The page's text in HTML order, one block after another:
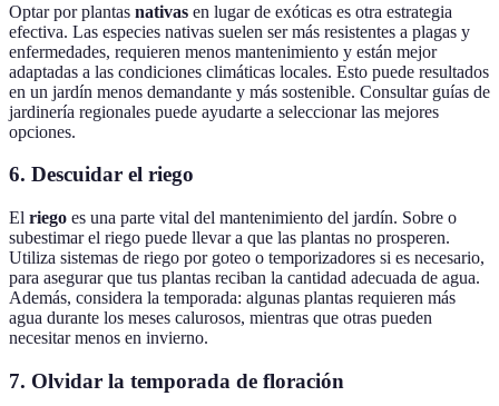
Optar por plantas nativas en lugar de exóticas es otra estrategia
efectiva. Las especies nativas suelen ser más resistentes a plagas y
enfermedades, requieren menos mantenimiento y están mejor
adaptadas a las condiciones climáticas locales. Esto puede resultados
en un jardín menos demandante y más sostenible. Consultar guías de
jardinería regionales puede ayudarte a seleccionar las mejores
opciones.
6. Descuidar el riego
El riego es una parte vital del mantenimiento del jardín. Sobre o
subestimar el riego puede llevar a que las plantas no prosperen.
Utiliza sistemas de riego por goteo o temporizadores si es necesario,
para asegurar que tus plantas reciban la cantidad adecuada de agua.
Además, considera la temporada: algunas plantas requieren más
agua durante los meses calurosos, mientras que otras pueden
necesitar menos en invierno.
7. Olvidar la temporada de floración